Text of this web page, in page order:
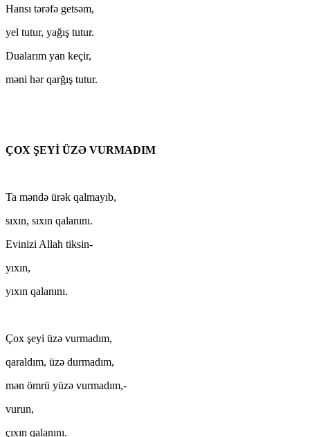
Hansı tərəfə getsəm,
yel tutur, yağış tutur.
Dualarım yan keçir,
məni hər qarğış tutur.
ÇOX ŞEYİ ÜZƏ VURMADIM
Ta məndə ürək qalmayıb,
sıxın, sıxın qalanını.
Evinizi Allah tiksin-
yıxın,
yıxın qalanını.
Çox şeyi üzə vurmadım,
qaraldım, üzə durmadım,
mən ömrü yüzə vurmadım,-
vurun,
çıxın qalanını.